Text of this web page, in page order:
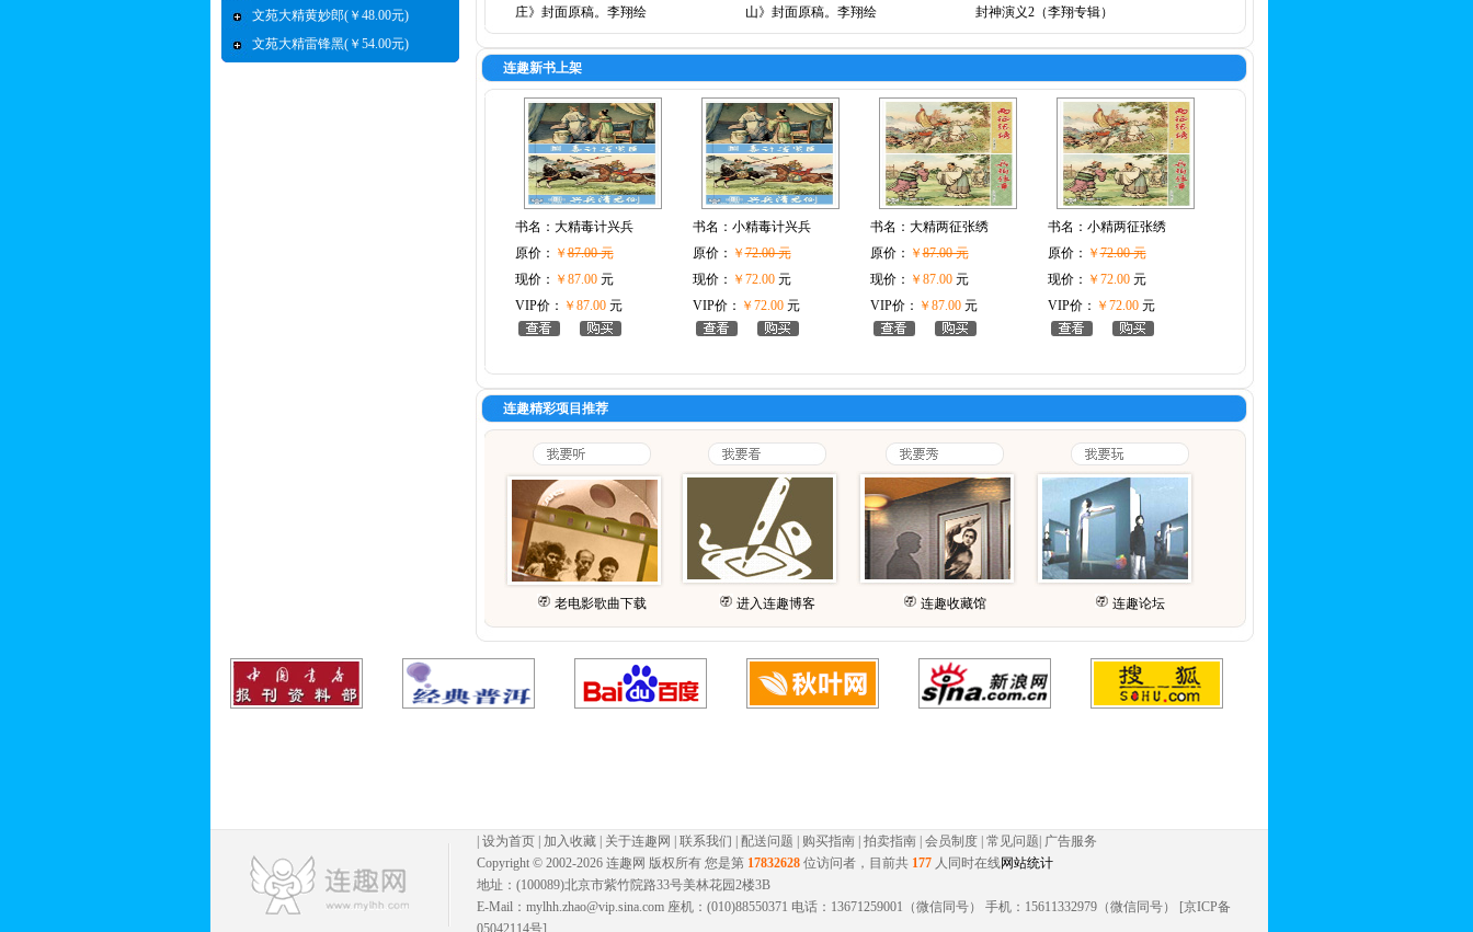
文苑大精黄妙郎(￥48.00元)
文苑大精雷锋黑(￥54.00元)
庄》封面原稿。李翔绘
山》封面原稿。李翔绘
封神演义2（李翔专辑）
连趣新书上架
书名： 大精毒计兴兵
原价： ￥87.00 元
现价： ￥87.00元
VIP价： ￥87.00元
书名： 小精毒计兴兵
原价： ￥72.00 元
现价： ￥72.00元
VIP价： ￥72.00元
书名： 大精两征张绣
原价： ￥87.00 元
现价： ￥87.00元
VIP价： ￥87.00元
书名： 小精两征张绣
原价： ￥72.00 元
现价： ￥72.00元
VIP价： ￥72.00元
连趣精彩项目推荐
老电影歌曲下载 进入连趣博客 连趣收藏馆 连趣论坛
设为首页 加入收藏 关于连趣网 联系我们 配送问题 购买指南 拍卖指南 会员制度 常见问题 广告服务
Copyright © 2002-2026 连趣网 版权所有 您是第 17832628 位访问者，目前共 177 人同时在线网站统计
地址：(100089)北京市紫竹院路33号美林花园2楼3B
E-Mail：mylhh.zhao@vip.sina.com 座机：(010)88550371 电话：13671259001（微信同号） 手机：15611332979（微信同号） [京ICP备
05042114号]